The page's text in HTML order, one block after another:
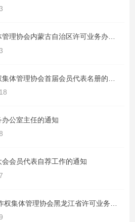
关于中国音像著作权集体管理协会内蒙古自治区许可业务办公室主任职位的竞聘公告
公室主任的通知
会员代表自荐工作的通知